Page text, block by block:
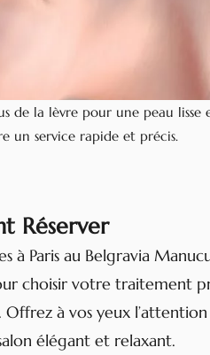
de la lèvre pour une peau lisse
un service rapide et précis.
Réserver
à Paris au Belgravia
choisir votre traitement
à vos yeux l’attention
élégant et relaxant.